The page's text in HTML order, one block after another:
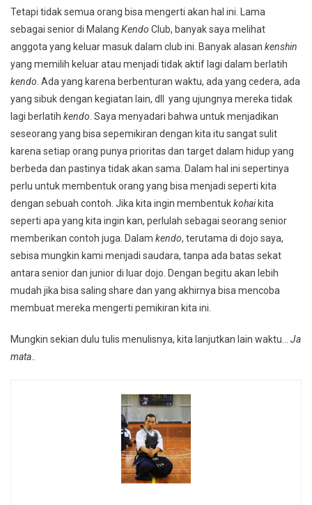
Tetapi tidak semua orang bisa mengerti akan hal ini. Lama
sebagai senior di Malang Kendo Club, banyak saya melihat
anggota yang keluar masuk dalam club ini. Banyak alasan kenshin
yang memilih keluar atau menjadi tidak aktif lagi dalam berlatih
kendo . Ada yang karena berbenturan waktu, ada yang cedera, ada
yang sibuk dengan kegiatan lain, dll yang ujungnya mereka tidak
lagi berlatih kendo . Saya menyadari bahwa untuk menjadikan
seseorang yang bisa sepemikiran dengan kita itu sangat sulit
karena setiap orang punya prioritas dan target dalam hidup yang
berbeda dan pastinya tidak akan sama. Dalam hal ini sepertinya
perlu untuk membentuk orang yang bisa menjadi seperti kita
dengan sebuah contoh. Jika kita ingin membentukkohaikita
seperti apa yang kita ingin kan, perlulah sebagai seorang senior
memberikan contoh juga. Dalam kendo, terutama di dojo saya,
sebisa mungkin kami menjadi saudara, tanpa ada batas sekat
antara senior dan junior di luar dojo. Dengan begitu akan lebih
mudah jika bisa saling share dan yang akhirnya bisa mencoba
membuat mereka mengerti pemikiran kita ini.
Mungkin sekian dulu tulis menulisnya, kita lanjutkan lain waktu… Ja
mata